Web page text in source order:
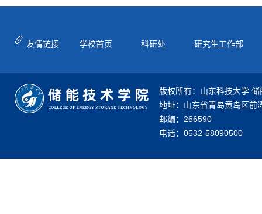
友情链接 学校首页 科研处 研究生工作部
版权所有：山东科技大学
地址：山东省青岛黄岛区前
邮编：266590
电话：0532-58090500